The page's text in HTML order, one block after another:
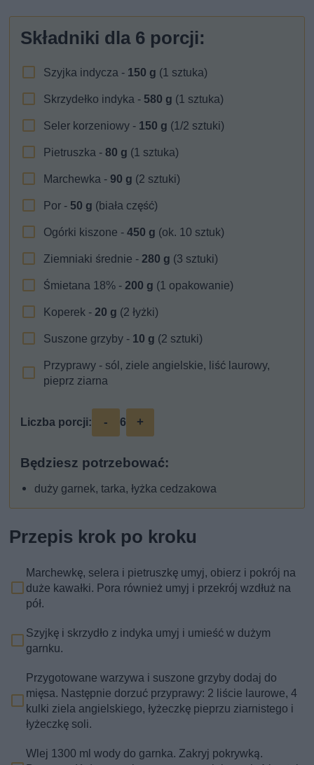
Składniki dla 6 porcji:
Szyjka indycza - 150 g (1 sztuka)
Skrzydełko indyka - 580 g (1 sztuka)
Seler korzeniowy - 150 g (1/2 sztuki)
Pietruszka -80 g (1 sztuka)
Marchewka -90 g (2 sztuki)
Por - 50 g (biała część)
Ogórki kiszone -450 g (ok. 10 sztuk)
Ziemniaki średnie -280 g (3 sztuki)
Śmietana 18% -200 g (1 opakowanie)
Koperek -20 g (2 łyżki)
Suszone grzyby - 10 g (2 sztuki)
Przyprawy - sól, ziele angielskie, liść laurowy,
pieprz ziarna
Liczba porcji: - 6 +
Będziesz potrzebować:
duży garnek, tarka, łyżka cedzakowa
Przepis krok po kroku
Marchewkę, selera i pietruszkę umyj, obierz i pokrój na
duże kawałki. Pora również umyj i przekrój wzdłuż na
pół.
Szyjkę i skrzydło z indyka umyj i umieść w dużym
garnku.
Przygotowane warzywa i suszone grzyby dodaj do
mięsa. Następnie dorzuć przyprawy: 2 liście laurowe, 4
kulki ziela angielskiego, łyżeczkę pieprzu ziarnistego i
łyżeczkę soli.
Wlej 1300 ml wody do garnka. Zakryj pokrywką.